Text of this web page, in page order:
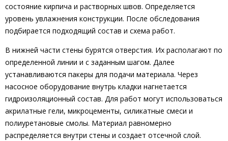
состояние кирпича и растворных швов. Определяется
уровень увлажнения конструкции. После обследования
подбирается подходящий состав и схема работ.
В нижней части стены бурятся отверстия. Их располагают по
определенной линии и с заданным шагом. Далее
устанавливаются пакеры для подачи материала. Через
насосное оборудование внутрь кладки нагнетается
гидроизоляционный состав. Для работ могут использоваться
акрилатные гели, микроцементы, силикатные смеси и
полиуретановые смолы. Материал равномерно
распределяется внутри стены и создает отсечной слой.